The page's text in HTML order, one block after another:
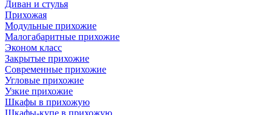
Диван и стулья
Прихожая
Модульные прихожие
Малогабаритные прихожие
Эконом класс
Закрытые прихожие
Современные прихожие
Угловые прихожие
Узкие прихожие
Шкафы в прихожую
Шкафы-купе в прихожую